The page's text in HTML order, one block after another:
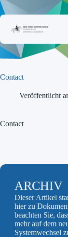
Zum
Inhalt
Contact
Veröffentlicht
Contact
ARCHIV
Dieser Artikel
hier zu
beachten Sie,
mehr auf dem
Systemwechsel